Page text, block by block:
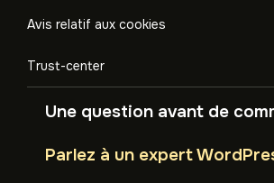
Avis relatif aux cookies
Trust-center
Une question avant de
Parlez à un expert